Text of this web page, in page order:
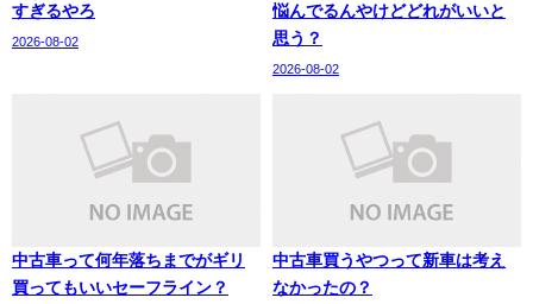
すぎるやろ
2026-08-02
悩んでるんやけどどれがいいと
思う？
2026-08-02
中古車って何年落ちまでがギリ
買ってもいいセーフライン？
中古車買うやつって新車は考え
なかったの？